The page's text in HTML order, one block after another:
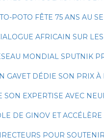
POTO FÊTE 75 ANS AU
AFRICAIN SUR
MONDIAL SPUTNIK
GAVET DÉDIE SON PRIX À
EXPERTISE AVEC
DE GINOV ET
POUR